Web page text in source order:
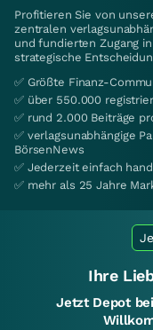
Profitieren Sie von
zentralen
und fundierten Zugang
strategische
✅ Größte Finanz-
✅ über 550.000
✅ rund 2.000 Beiträge
✅ verlagsunabhängige
BörsenNews
✅ Jederzeit einfach
✅ mehr als 25 Jahre
Ihre
Jetzt Depot